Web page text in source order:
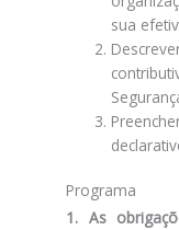
sua
Programa
1. As